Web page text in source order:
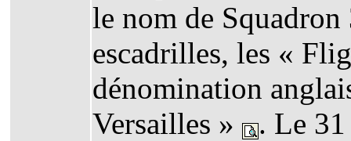
le nom de
escadrilles, les «
dénomination
Versailles »
. Le